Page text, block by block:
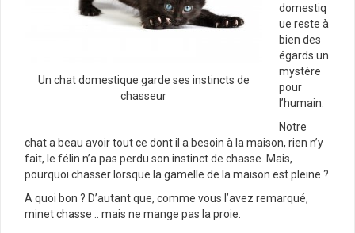
Un chat domestique garde ses instincts de
chasseur
domestiq
ue reste à
bien des
égards un
mystère
pour
l’humain.
Notre
chat a beau avoir tout ce dont il a besoin à la maison, rien n’y
fait, le félin n’a pas perdu son instinct de chasse. Mais,
pourquoi chasser lorsque la gamelle de la maison est pleine ?
A quoi bon ? D’autant que, comme vous l’avez remarqué,
minet chasse .. mais ne mange pas la proie.